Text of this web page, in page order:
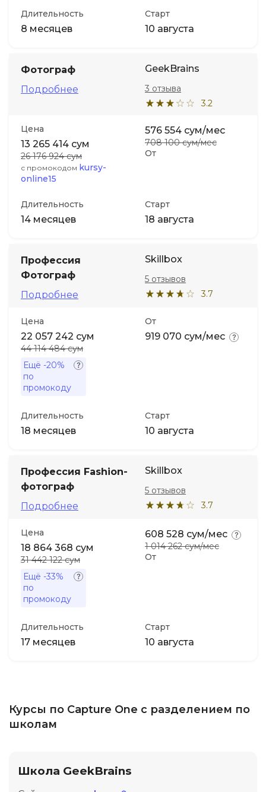
Длительность
8 месяцев
Старт
10 августа
Фотограф
Подробнее
GeekBrains
3.2
3 отзыва
Цена
13 265 414 сум
26 176 924 сум
с промокодом kursy-
online15
От
576 554 сум/мес
708 100 сум/мес
Длительность
14 месяцев
Старт
18 августа
Профессия
Фотограф
Подробнее
Skillbox
3.7
5 отзывов
Цена
22 057 242 сум
44 114 484 сум
Ещё -20%
по
промокоду
От
919 070 сум/мес
Длительность
18 месяцев
Старт
10 августа
Профессия Fashion-
фотограф
Подробнее
Skillbox
3.7
5 отзывов
Цена
18 864 368 сум
31 442 122 сум
Ещё -33%
по
промокоду
От
608 528 сум/мес
1 014 262 сум/мес
Длительность
17 месяцев
Старт
10 августа
Курсы по Capture One с разделением по
школам
Школа GeekBrains